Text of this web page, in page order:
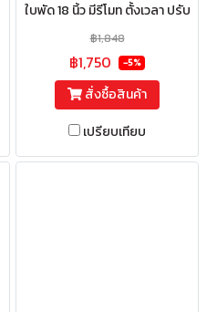
ใบพัด 18 นิ้ว มีรีโมท ตั้งเวลา ปรับ
ส่ายได้
฿1,848
฿1,750 -5%
สั่งซื้อสินค้า
เปรียบเทียบ